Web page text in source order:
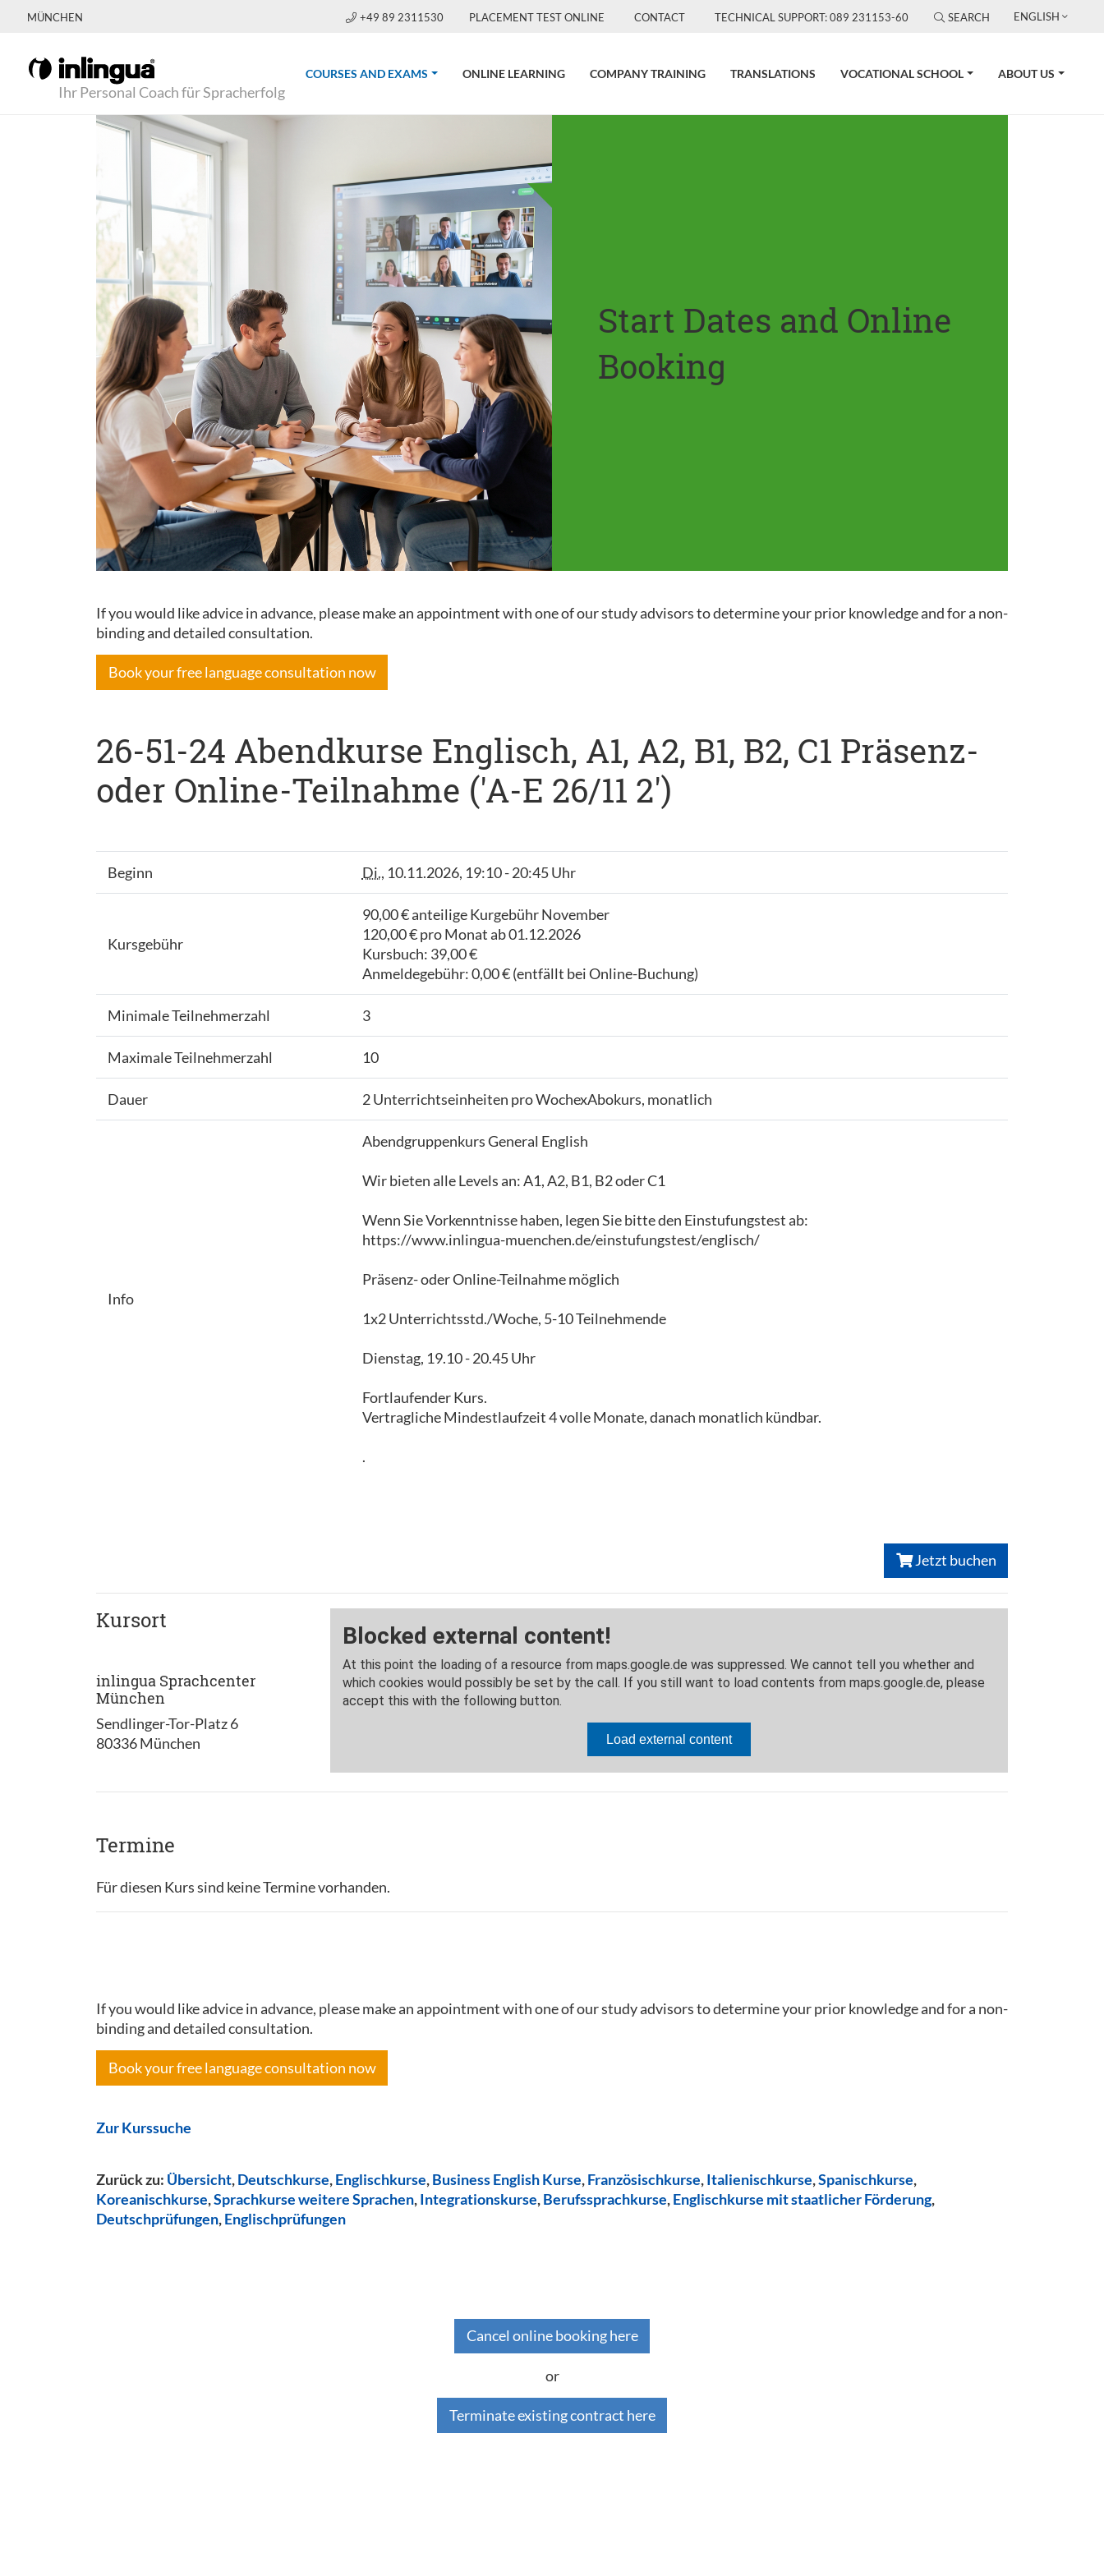
MÜNCHEN +49 89 2311530 PLACEMENT TEST ONLINE CONTACT TECHNICAL SUPPORT: 089 231153-60 SEARCH ENGLISH
Ihr Personal Coach für Spracherfolg
COURSES AND EXAMS (CURRENT)ONLINE LEARNING COMPANY TRAINING TRANSLATIONS VOCATIONAL SCHOOL ABOUT US
Start Dates and Online
Booking
If you would like advice in advance, please make an appointment with one of our study advisors to determine your prior knowledge and for a non-
binding and detailed consultation.
Book your free language consultation now
26-51-24 Abendkurse Englisch, A1, A2, B1, B2, C1 Präsenz-
oder Online-Teilnahme ('A-E 26/11 2')
Beginn Di., 10.11.2026, 19:10 - 20:45 Uhr
Kursgebühr
90,00 € anteilige Kurgebühr November
120,00 € pro Monat ab 01.12.2026
Kursbuch: 39,00 €
Anmeldegebühr: 0,00 € (entfällt bei Online-Buchung)
Minimale Teilnehmerzahl 3
Maximale Teilnehmerzahl 10
Dauer 2 Unterrichtseinheiten pro WochexAbokurs, monatlich
Info
Abendgruppenkurs General English
Wir bieten alle Levels an: A1, A2, B1, B2 oder C1
Wenn Sie Vorkenntnisse haben, legen Sie bitte den Einstufungstest ab:
https://www.inlingua-muenchen.de/einstufungstest/englisch/
Präsenz- oder Online-Teilnahme möglich
1x2 Unterrichtsstd./Woche, 5-10 Teilnehmende
Dienstag, 19.10 - 20.45 Uhr
Fortlaufender Kurs.
Vertragliche Mindestlaufzeit 4 volle Monate, danach monatlich kündbar.
.
Jetzt buchen
Kursort
inlingua Sprachcenter
München
Sendlinger-Tor-Platz 6
80336 München
Termine
Für diesen Kurs sind keine Termine vorhanden.
If you would like advice in advance, please make an appointment with one of our study advisors to determine your prior knowledge and for a non-
binding and detailed consultation.
Book your free language consultation now
Zur Kurssuche
Zurück zu: Übersicht,Deutschkurse,Englischkurse,Business English Kurse,Französischkurse,Italienischkurse,Spanischkurse,
Koreanischkurse,Sprachkurse weitere Sprachen,Integrationskurse,Berufssprachkurse,Englischkurse mit staatlicher Förderung,
Deutschprüfungen,Englischprüfungen
Cancel online booking here
or
Terminate existing contract here